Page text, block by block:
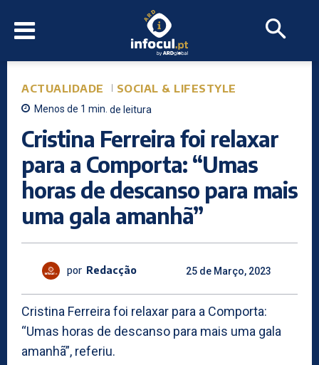
ACTUALIDADE SOCIAL & LIFESTYLE
Menos de 1 min. de leitura
Cristina Ferreira foi relaxar
para a Comporta: “Umas
horas de descanso para mais
uma gala amanhã”
por Redacção 25 de Março, 2023
Cristina Ferreira foi relaxar para a Comporta:
“Umas horas de descanso para mais uma gala
amanhã”, referiu.